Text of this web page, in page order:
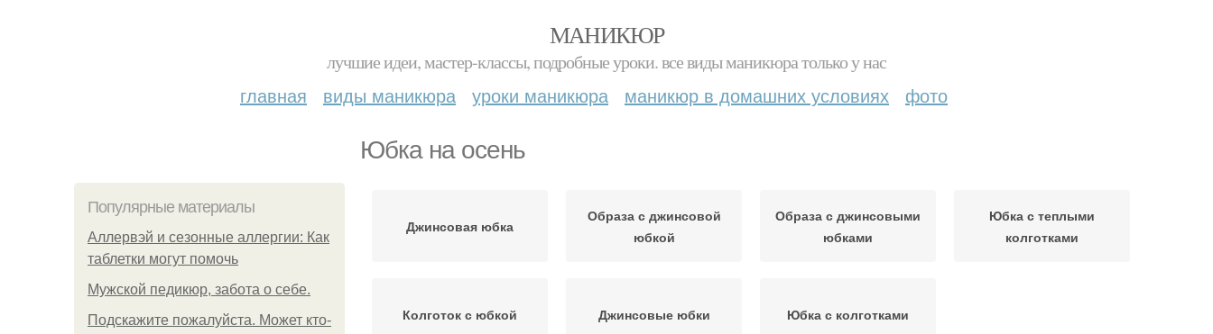
МАНИКЮР
лучшие идеи, мастер-классы, подробные уроки. все виды маникюра только у нас
главная виды маникюра уроки маникюра маникюр в домашних условиях фото
Юбка на осень
Популярные материалы
Аллервэй и сезонные аллергии: Как
таблетки могут помочь
Мужской педикюр, забота о себе.
Подскажите пожалуйста. Может кто-
Джинсовая юбка
Образа с джинсовой
юбкой
Образа с джинсовыми
юбками
Юбка с теплыми
колготками
Колготок с юбкой Джинсовые юбки Юбка с колготками